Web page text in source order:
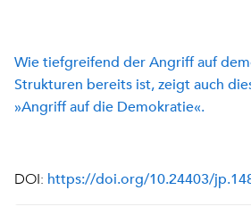
Wie tiefgreifend der Angriff auf
Strukturen bereits ist, zeigt auch
»Angriff auf die Demokratie«.
DOI: https://doi.org/10.24403/